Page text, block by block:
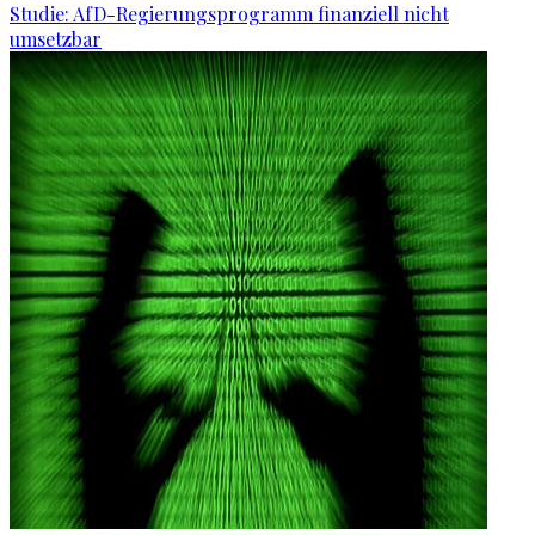
Studie: AfD-Regierungsprogramm finanziell nicht
umsetzbar